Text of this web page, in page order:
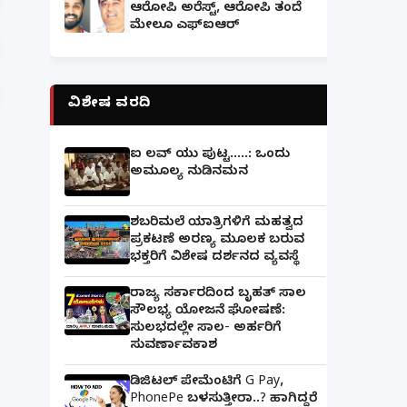
ಆರೋಪಿ ಅರೆಸ್ಟ್, ಆರೋಪಿ ತಂದೆ
ಮೇಲೂ ಎಫ್ಐಆರ್
ವಿಶೇಷ ವರದಿ
ಐ ಲವ್ ಯು ಪುಟ್ಟ.....: ಒಂದು
ಅಮೂಲ್ಯ ನುಡಿನಮನ
ಶಬರಿಮಲೆ ಯಾತ್ರಿಗಳಿಗೆ ಮಹತ್ವದ
ಪ್ರಕಟಣೆ ಅರಣ್ಯ ಮೂಲಕ ಬರುವ
ಭಕ್ತರಿಗೆ ವಿಶೇಷ ದರ್ಶನದ ವ್ಯವಸ್ಥೆ
ರಾಜ್ಯ ಸರ್ಕಾರದಿಂದ ಬೃಹತ್ ಸಾಲ
ಸೌಲಭ್ಯ ಯೋಜನೆ ಘೋಷಣೆ:
ಸುಲಭದಲ್ಲೇ ಸಾಲ- ಅರ್ಹರಿಗೆ
ಸುವರ್ಣಾವಕಾಶ
ಡಿಜಿಟಲ್ ಪೇಮೆಂಟಿಗೆ G Pay,
PhonePe ಬಳಸುತ್ತೀರಾ..? ಹಾಗಿದ್ದರೆ